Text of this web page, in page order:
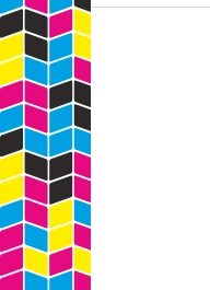
Z
á
p
a
t
í